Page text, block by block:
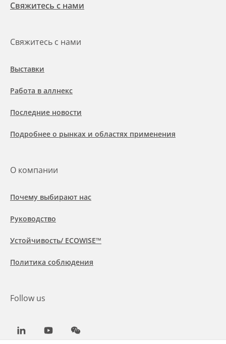
Свяжитесь с нами
Свяжитесь с нами
Выставки
Работа в аллнекс
Последние новости
Подробнее о рынках и областях применения
О компании
Почему выбирают нас
Руководство
Устойчивость/ ECOWISE™
Политика соблюдения
Follow us
LinkedInYoutubeWeChat